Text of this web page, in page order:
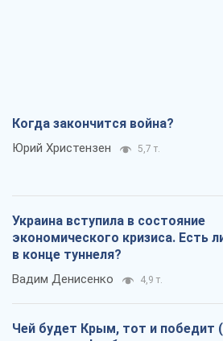
Когда закончится война?
Юрий Христензен 5,7 т.
Украина вступила в состояние
экономического кризиса. Есть
в конце туннеля?
Вадим Денисенко 4,9 т.
Чей будет Крым, тот и победит